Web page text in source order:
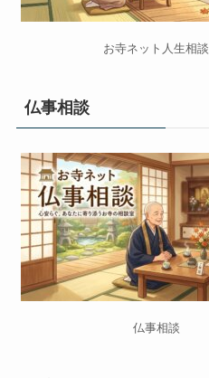
お寺ネット人生相談
仏事相談
仏事相談